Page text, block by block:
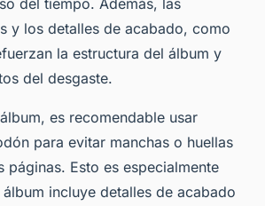
y los detalles de acabado, como
la estructura del álbum y
del desgaste.
es recomendable usar
para evitar manchas o huellas
páginas. Esto es especialmente
incluye detalles de acabado